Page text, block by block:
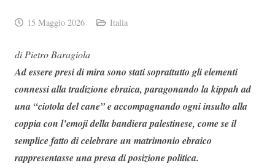
15 Maggio 2026 Italia
di Pietro Baragiola
Ad essere presi di mira sono stati soprattutto gli elementi
connessi alla tradizione ebraica, paragonando la kippah ad
una “ciotola del cane” e accompagnando ogni insulto alla
coppia con l’emoji della bandiera palestinese, come se il
semplice fatto di celebrare un matrimonio ebraico
rappresentasse una presa di posizione politica.